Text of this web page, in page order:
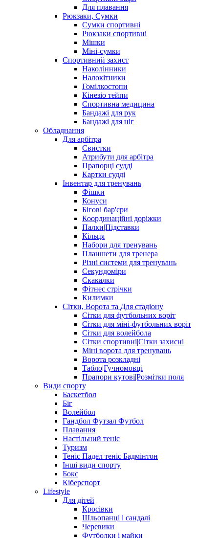
Для плавання
Рюкзаки, Сумки
Сумки спортивні
Рюкзаки спортивні
Мішки
Міні-сумки
Спортивний захист
Наколінники
Налокітники
Гомілкостопи
Кінезіо тейпи
Спортивна медицина
Бандажі для рук
Бандажі для ніг
Обладнання
Для арбітра
Свистки
Атрибути для арбітра
Прапорці судді
Картки судді
Інвентар для тренувань
Фішки
Конуси
Бігові бар'єри
Координаційні доріжки
Палки|Підставки
Кільця
Набори для тренувань
Планшети для тренера
Різні системи для тренувань
Секундоміри
Скакалки
Фітнес стрічки
Килимки
Сітки, Ворота та Для стадіону
Сітки для футбольних воріт
Сітки для міні-футбольних воріт
Сітки для волейбола
Сітки спортивні|Cітки захисні
Міні ворота для тренувань
Ворота розкладні
Табло|Гучномовці
Прапори кутові|Розмітки поля
Види спорту
Баскетбол
Біг
Волейбол
Гандбол Футзал Футбол
Плавання
Настільний теніс
Туризм
Теніс Падел теніс Бадмінтон
Інші види спорту
Бокс
Кіберспорт
Lifestyle
Для дітей
Кросівки
Шльопанці і сандалі
Черевики
Футболки і майки